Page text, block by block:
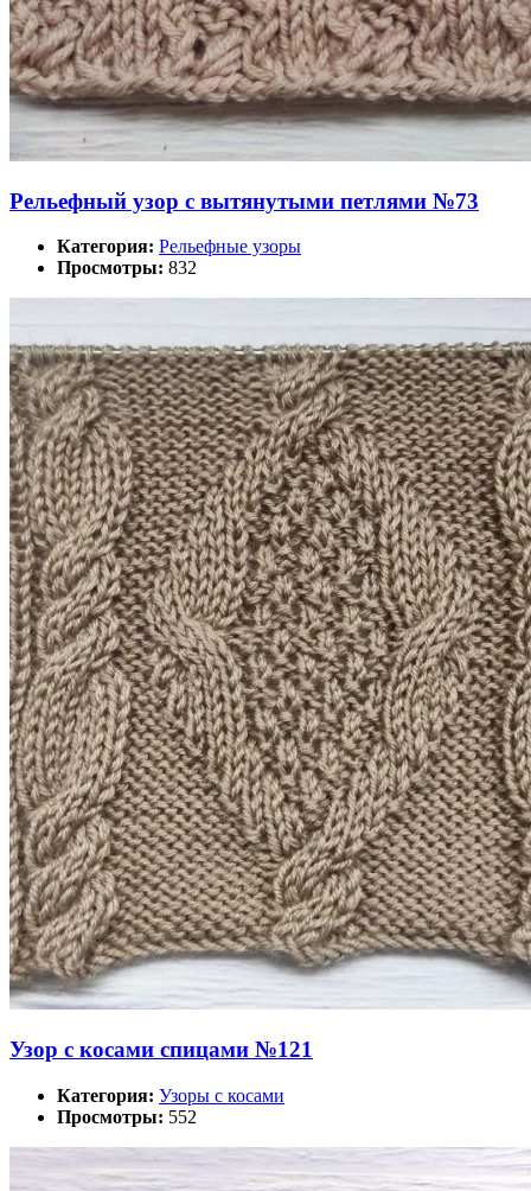
Рельефный узор с вытянутыми петлями №73
Категория: Рельефные узоры
Просмотры: 832
Узор с косами спицами №121
Категория: Узоры с косами
Просмотры: 552